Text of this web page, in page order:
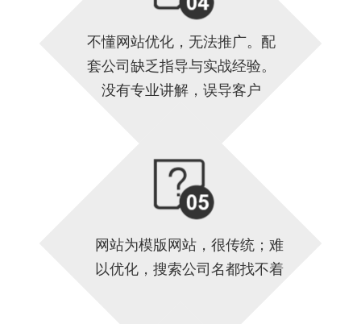
不懂网站优化，无法推广。配
套公司缺乏指导与实战经验。
没有专业讲解，误导客户
网站为模版网站，很传统；难
以优化，搜索公司名都找不着